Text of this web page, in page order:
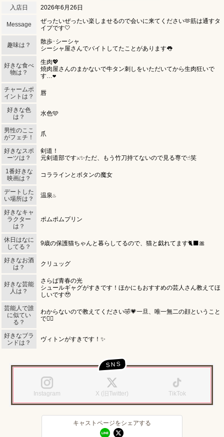
入店日
2026年6月26日
Message
ぜったいぜったい楽しませるので会いに来てください🫶筋は通すタ
イプです🤍
趣味は？
散歩･シーシャ
シーシャ屋さんでバイトしてたことがあります👅
好きな食べ
物は？
生肉💖
焼肉屋さんのまかないで牛タン刺しをいただいてから生肉狂いで
す…❤️
チャームポ
イントは？
唇
好きな色
は？
水色🩵
男性のここ
がフェチ！
爪
好きなスポ
ーツは？
剣道！
元剣道部です⚔️✨ただ、もう竹刀持てないので見る専で☝️笑
1番好きな
映画は？
コララインとボタンの魔女
デートした
い場所は？
温泉♨️
好きなキャ
ラクター
は？
ポムポムプリン
休日はなに
してる？
9歳の保護猫ちゃんと暮らしてるので、猫と戯れてます🐈‍⬛🎀
好きなお酒
は？
クリュッグ
好きな芸能
人は？
さらば青春の光
シュールギャグがすきです！ほかにもおすすめの芸人さん教えてほ
しいです🥹
芸能人で誰
に似てい
る？
わからないので教えてください🤣💗一旦、唯一無二の顔ということ
で🙂‍↕️
好きなブラ
ンドは？
ヴィトンがすきです！✨️
Instagram X (旧Twitter) TikTok
キャストページをシェアする
LINE
LINE 女の子ログイン
甲信越
関東